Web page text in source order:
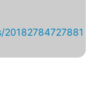
20182784727881